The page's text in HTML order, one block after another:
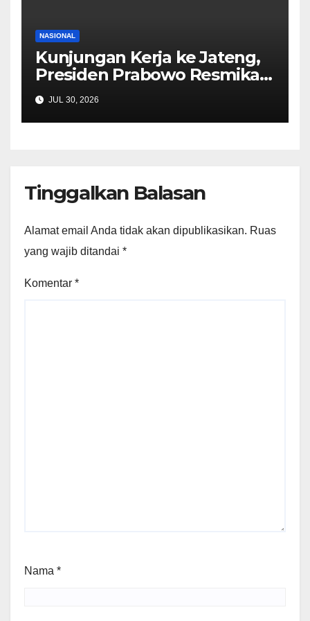
NASIONAL
Kunjungan Kerja ke Jateng,
Presiden Prabowo Resmikan
Revitalisasi Stasiun Tawang
hingga Akad Massal 62 Ribu
Rumah Subsidi
JUL 30, 2026
Tinggalkan Balasan
Alamat email Anda tidak akan dipublikasikan. Ruas
yang wajib ditandai *
Komentar *
Nama *